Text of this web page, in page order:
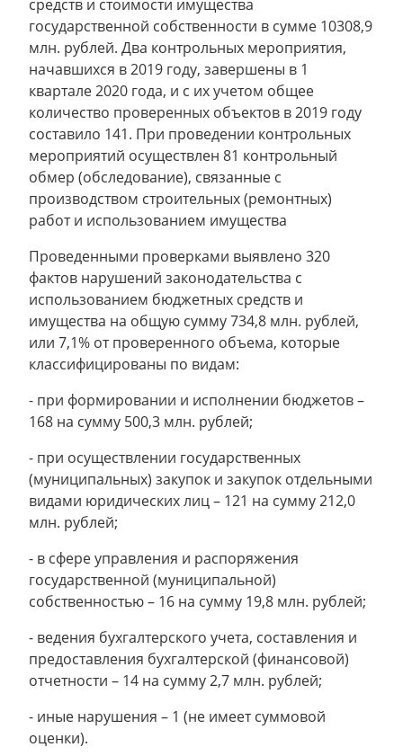
средств и стоимости имущества
государственной собственности в сумме 10308,9
млн. рублей. Два контрольных мероприятия,
начавшихся в 2019 году, завершены в 1
квартале 2020 года, и с их учетом общее
количество проверенных объектов в 2019 году
составило 141. При проведении контрольных
мероприятий осуществлен 81 контрольный
обмер (обследование), связанные с
производством строительных (ремонтных)
работ и использованием имущества
Проведенными проверками выявлено 320
фактов нарушений законодательства с
использованием бюджетных средств и
имущества на общую сумму 734,8 млн. рублей,
или 7,1% от проверенного объема, которые
классифицированы по видам:
- при формировании и исполнении бюджетов –
168 на сумму 500,3 млн. рублей;
- при осуществлении государственных
(муниципальных) закупок и закупок отдельными
видами юридических лиц – 121 на сумму 212,0
млн. рублей;
- в сфере управления и распоряжения
государственной (муниципальной)
собственностью – 16 на сумму 19,8 млн. рублей;
- ведения бухгалтерского учета, составления и
предоставления бухгалтерской (финансовой)
отчетности – 14 на сумму 2,7 млн. рублей;
- иные нарушения – 1 (не имеет суммовой
оценки).